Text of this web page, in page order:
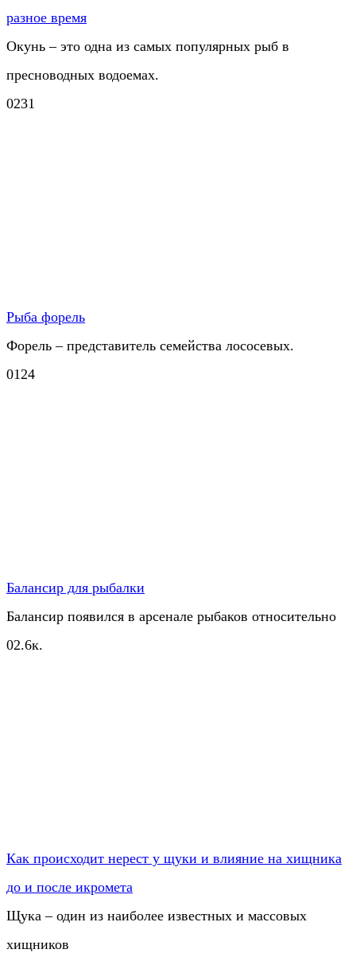
разное время
Окунь – это одна из самых популярных рыб в
пресноводных водоемах.
0231
Рыба форель
Форель – представитель семейства лососевых.
0124
Балансир для рыбалки
Балансир появился в арсенале рыбаков относительно
02.6к.
Как происходит нерест у щуки и влияние на хищника
до и после икромета
Щука – один из наиболее известных и массовых
хищников